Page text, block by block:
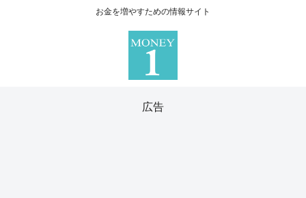
お金を増やすための情報サイト
広告